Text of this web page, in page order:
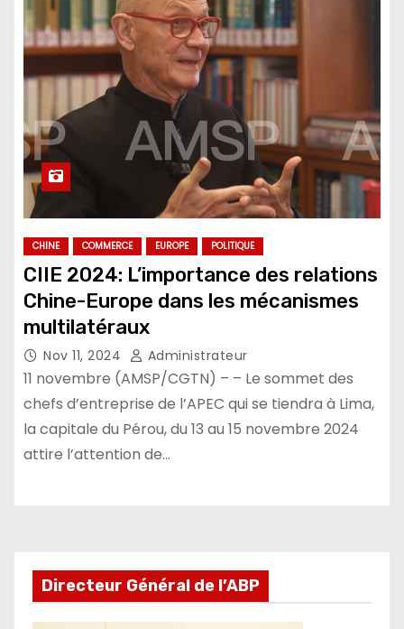
CHINE COMMERCE EUROPE POLITIQUE
CIIE 2024: L’importance des relations
Chine-Europe dans les mécanismes
multilatéraux
Nov 11, 2024 Administrateur
11 novembre (AMSP/CGTN) – – Le sommet des
chefs d’entreprise de l’APEC qui se tiendra à Lima,
la capitale du Pérou, du 13 au 15 novembre 2024
attire l’attention de…
Directeur Général de l’ABP